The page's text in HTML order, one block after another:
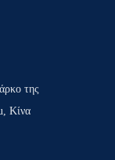
της
Κίνα